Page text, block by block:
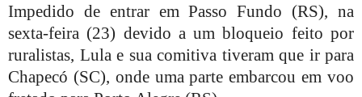
Impedido de entrar em Passo Fundo (RS), na
sexta-feira (23) devido a um bloqueio feito por
ruralistas, Lula e sua comitiva tiveram que ir para
Chapecó (SC), onde uma parte embarcou em voo